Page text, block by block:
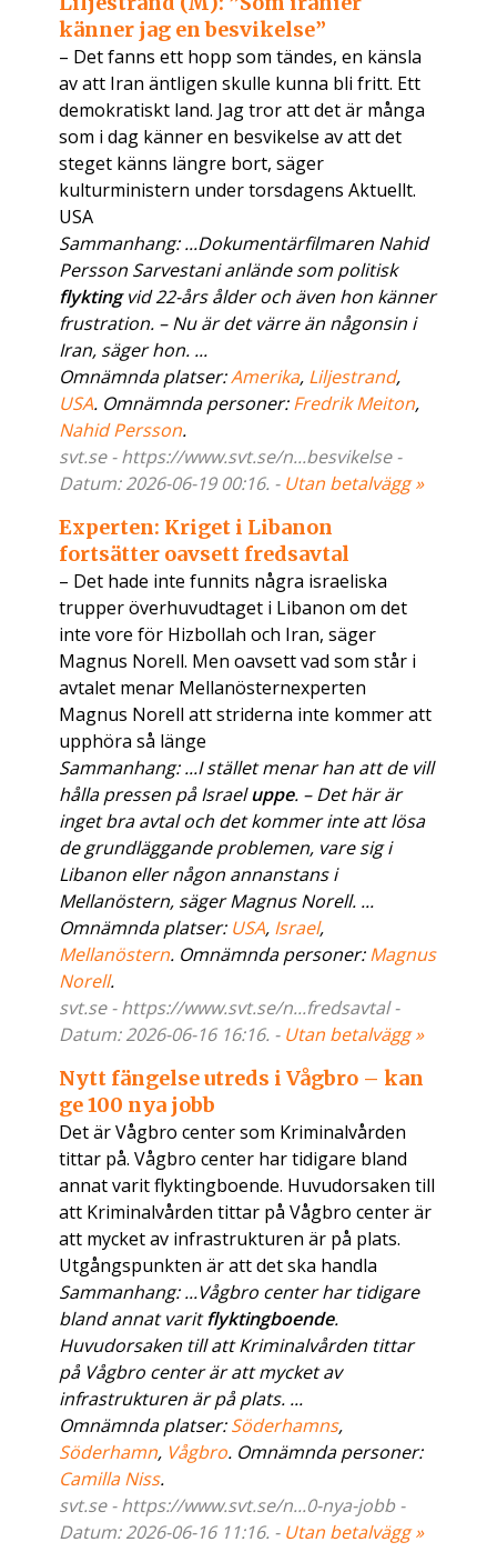
känner jag en besvikelse”
– Det fanns ett hopp som tändes, en känsla
av att Iran äntligen skulle kunna bli fritt. Ett
demokratiskt land. Jag tror att det är många
som i dag känner en besvikelse av att det
steget känns längre bort, säger
kulturministern under torsdagens Aktuellt.
USA
Sammanhang: ...Dokumentärfilmaren Nahid
Persson Sarvestani anlände som politisk
flyktingvid 22-års ålder och även hon känner
frustration. – Nu är det värre än någonsin i
Iran, säger hon. ...
Omnämnda platser:Amerika, Liljestrand,
USA. Omnämnda personer:Fredrik Meiton,
Nahid Persson.
svt.se - https://www.svt.se/n...besvikelse -
Datum: 2026-06-19 00:16. - Utan betalvägg »
Experten: Kriget i Libanon
fortsätter oavsett fredsavtal
– Det hade inte funnits några israeliska
trupper överhuvudtaget i Libanon om det
inte vore för Hizbollah och Iran, säger
Magnus Norell. Men oavsett vad som står i
avtalet menar Mellanösternexperten
Magnus Norell att striderna inte kommer att
upphöra så länge
Sammanhang: ...I stället menar han att de vill
hålla pressen på Israeluppe. – Det här är
inget bra avtal och det kommer inte att lösa
de grundläggande problemen, vare sig i
Libanon eller någon annanstans i
Mellanöstern, säger Magnus Norell. ...
Omnämnda platser: USA, Israel,
Mellanöstern. Omnämnda personer:Magnus
Norell.
svt.se - https://www.svt.se/n...fredsavtal -
Datum: 2026-06-16 16:16. - Utan betalvägg »
Nytt fängelse utreds i Vågbro – kan
ge 100 nya jobb
Det är Vågbro center som Kriminalvården
tittar på. Vågbro center har tidigare bland
annat varit flyktingboende. Huvudorsaken till
att Kriminalvården tittar på Vågbro center är
att mycket av infrastrukturen är på plats.
Utgångspunkten är att det ska handla
Sammanhang: ...Vågbro center har tidigare
bland annat varitflyktingboende.
Huvudorsaken till att Kriminalvården tittar
på Vågbro center är att mycket av
infrastrukturen är på plats. ...
Omnämnda platser:Söderhamns,
Söderhamn, Vågbro. Omnämnda personer:
Camilla Niss.
svt.se - https://www.svt.se/n...0-nya-jobb -
Datum: 2026-06-16 11:16. - Utan betalvägg »